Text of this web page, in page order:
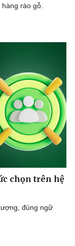
rào gỗ.
chọn trên hệ
đúng ngữ